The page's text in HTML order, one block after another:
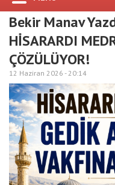
Bekir Manav
HİSARARDI
ÇÖZÜLÜYOR!
12 Haziran 2026 - 20:14